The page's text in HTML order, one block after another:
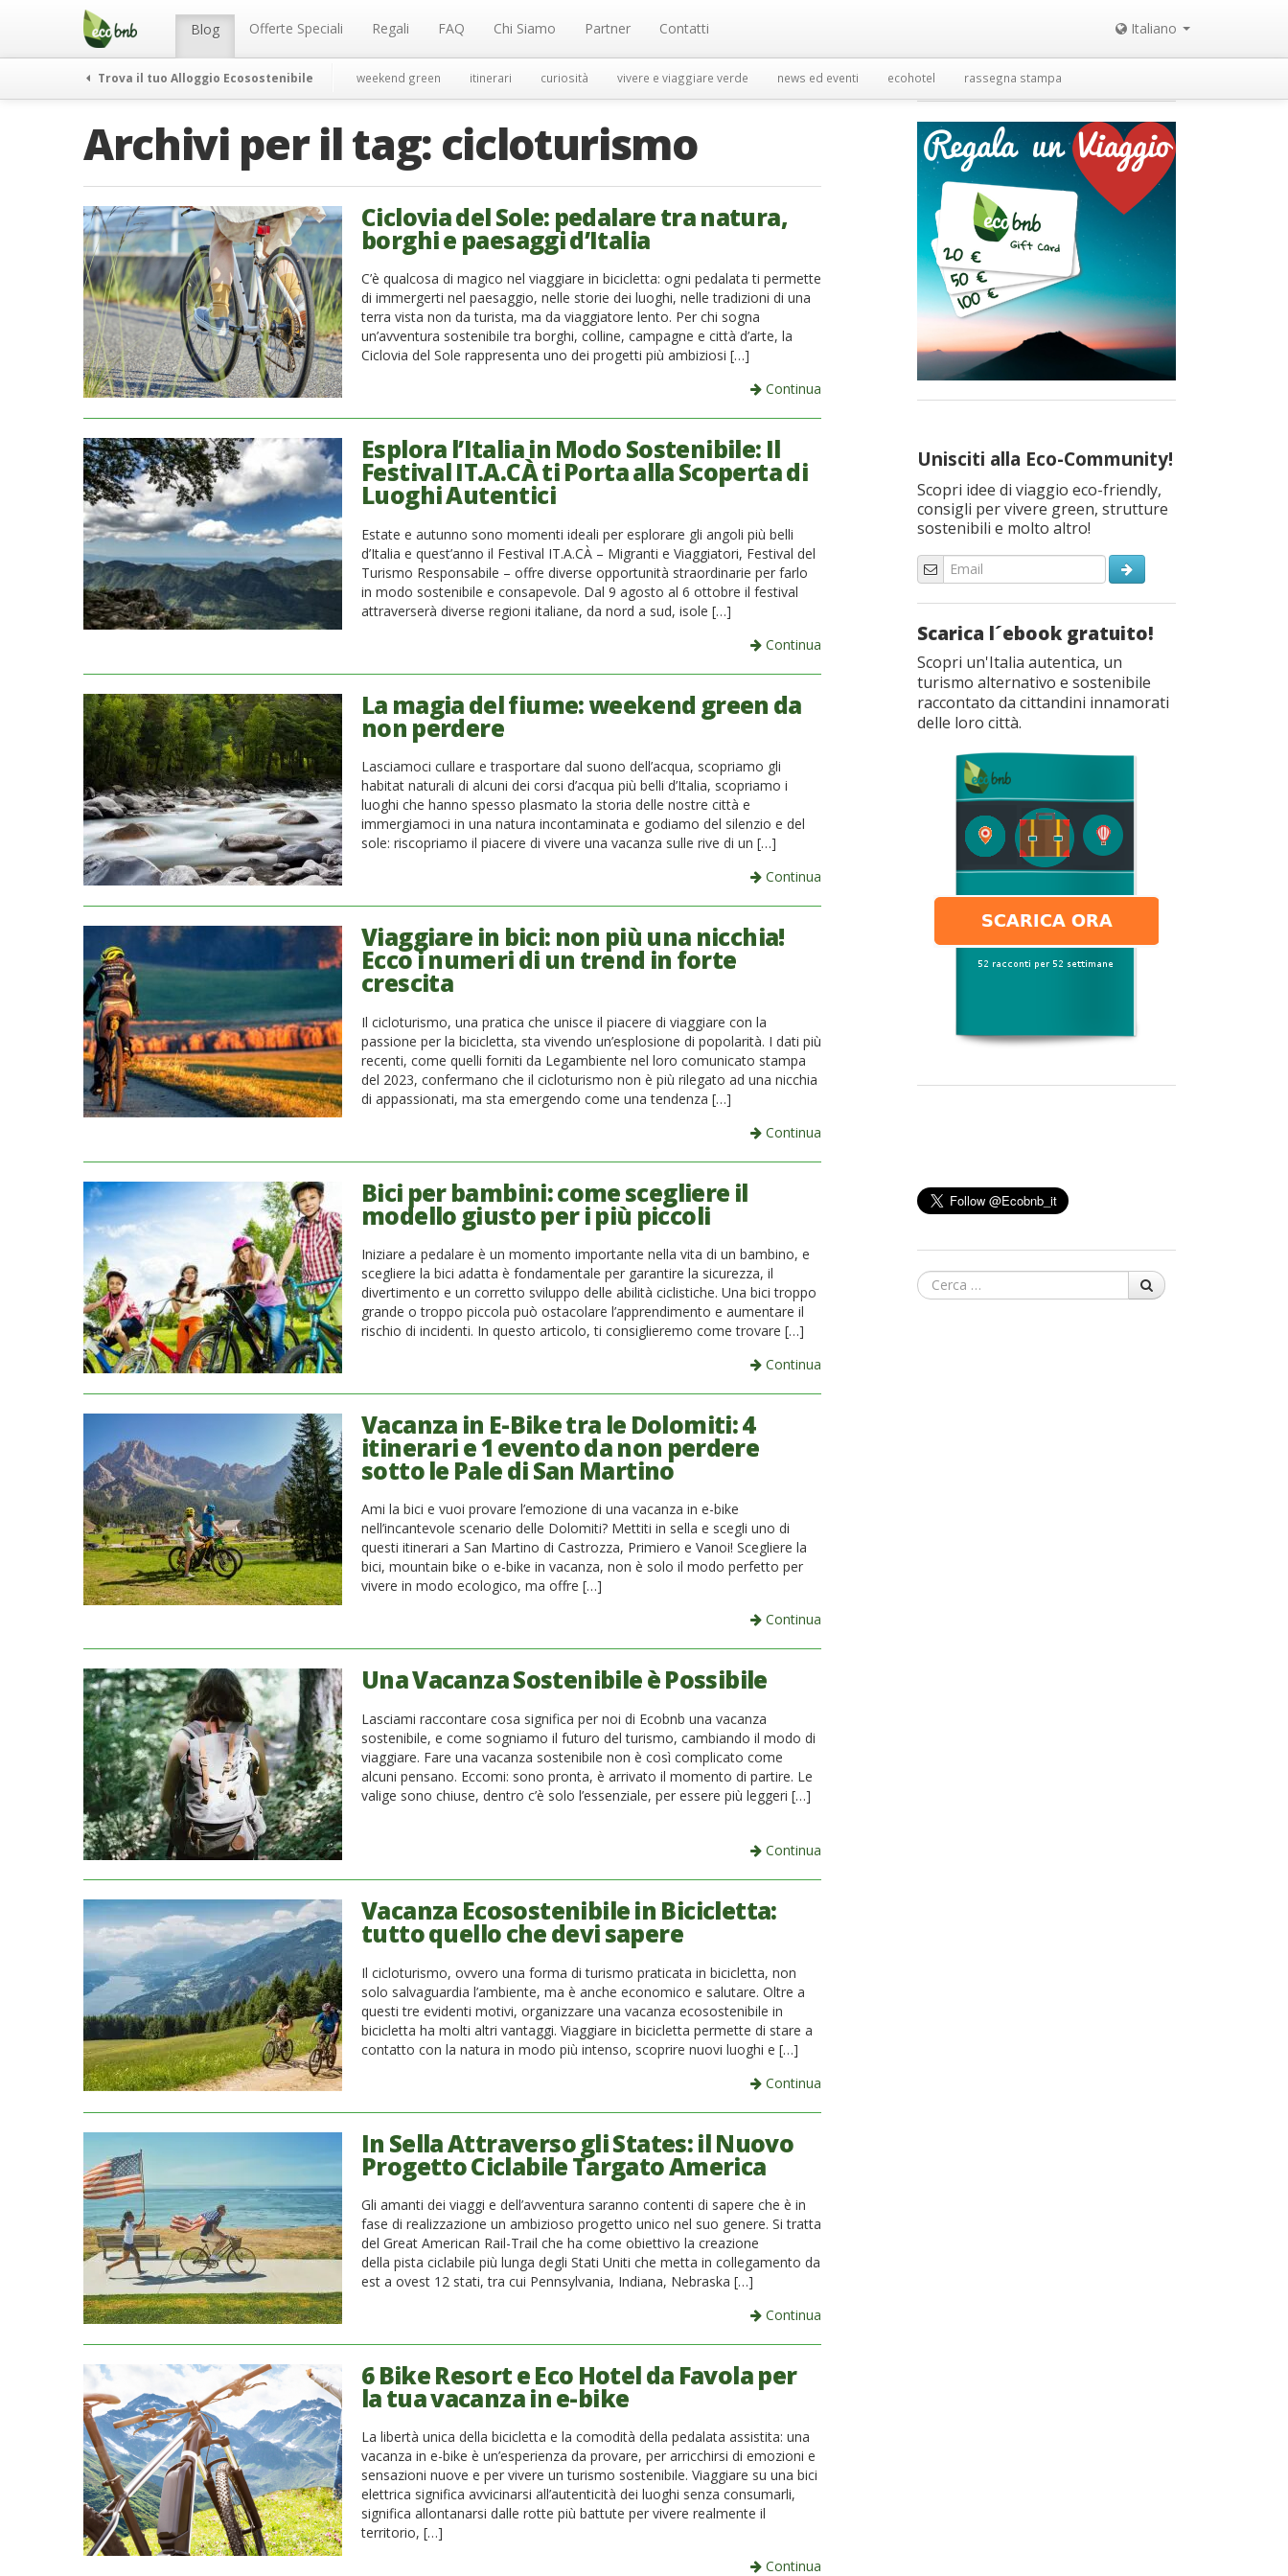
Menu Blog Offerte Speciali Regali FAQ Chi Siamo Partner Contatti Italiano
Trova il tuo Alloggio Ecosostenibile weekend green itinerari curiosità vivere e viaggiare verde news ed eventi ecohotel rassegna stampa
Archivi per il tag: cicloturismo
Ciclovia del Sole: pedalare tra natura,
borghi e paesaggi d’Italia
C’è qualcosa di magico nel viaggiare in bicicletta: ogni pedalata ti permette
di immergerti nel paesaggio, nelle storie dei luoghi, nelle tradizioni di una
terra vista non da turista, ma da viaggiatore lento. Per chi sogna
un’avventura sostenibile tra borghi, colline, campagne e città d’arte, la
Ciclovia del Sole rappresenta uno dei progetti più ambiziosi […]
Continua
Esplora l’Italia in Modo Sostenibile: Il
Festival IT.A.CÀ ti Porta alla Scoperta di
Luoghi Autentici
Estate e autunno sono momenti ideali per esplorare gli angoli più belli
d’Italia e quest’anno il Festival IT.A.CÀ – Migranti e Viaggiatori, Festival del
Turismo Responsabile – offre diverse opportunità straordinarie per farlo
in modo sostenibile e consapevole. Dal 9 agosto al 6 ottobre il festival
attraverserà diverse regioni italiane, da nord a sud, isole […]
Continua
La magia del fiume: weekend green da
non perdere
Lasciamoci cullare e trasportare dal suono dell’acqua, scopriamo gli
habitat naturali di alcuni dei corsi d’acqua più belli d’Italia, scopriamo i
luoghi che hanno spesso plasmato la storia delle nostre città e
immergiamoci in una natura incontaminata e godiamo del silenzio e del
sole: riscopriamo il piacere di vivere una vacanza sulle rive di un […]
Continua
Viaggiare in bici: non più una nicchia!
Ecco i numeri di un trend in forte
crescita
Il cicloturismo, una pratica che unisce il piacere di viaggiare con la
passione per la bicicletta, sta vivendo un’esplosione di popolarità. I dati più
recenti, come quelli forniti da Legambiente nel loro comunicato stampa
del 2023, confermano che il cicloturismo non è più rilegato ad una nicchia
di appassionati, ma sta emergendo come una tendenza […]
Continua
Bici per bambini: come scegliere il
modello giusto per i più piccoli
Iniziare a pedalare è un momento importante nella vita di un bambino, e
scegliere la bici adatta è fondamentale per garantire la sicurezza, il
divertimento e un corretto sviluppo delle abilità ciclistiche. Una bici troppo
grande o troppo piccola può ostacolare l’apprendimento e aumentare il
rischio di incidenti. In questo articolo, ti consiglieremo come trovare […]
Continua
Vacanza in E-Bike tra le Dolomiti: 4
itinerari e 1 evento da non perdere
sotto le Pale di San Martino
Ami la bici e vuoi provare l’emozione di una vacanza in e-bike
nell’incantevole scenario delle Dolomiti? Mettiti in sella e scegli uno di
questi itinerari a San Martino di Castrozza, Primiero e Vanoi! Scegliere la
bici, mountain bike o e-bike in vacanza, non è solo il modo perfetto per
vivere in modo ecologico, ma offre […]
Continua
Una Vacanza Sostenibile è Possibile
Lasciami raccontare cosa significa per noi di Ecobnb una vacanza
sostenibile, e come sogniamo il futuro del turismo, cambiando il modo di
viaggiare. Fare una vacanza sostenibile non è così complicato come
alcuni pensano. Eccomi: sono pronta, è arrivato il momento di partire. Le
valige sono chiuse, dentro c’è solo l’essenziale, per essere più leggeri […]
Continua
Vacanza Ecosostenibile in Bicicletta:
tutto quello che devi sapere
Il cicloturismo, ovvero una forma di turismo praticata in bicicletta, non
solo salvaguardia l’ambiente, ma è anche economico e salutare. Oltre a
questi tre evidenti motivi, organizzare una vacanza ecosostenibile in
bicicletta ha molti altri vantaggi. Viaggiare in bicicletta permette di stare a
contatto con la natura in modo più intenso, scoprire nuovi luoghi e […]
Continua
In Sella Attraverso gli States: il Nuovo
Progetto Ciclabile Targato America
Gli amanti dei viaggi e dell’avventura saranno contenti di sapere che è in
fase di realizzazione un ambizioso progetto unico nel suo genere. Si tratta
del Great American Rail-Trail che ha come obiettivo la creazione
della pista ciclabile più lunga degli Stati Uniti che metta in collegamento da
est a ovest 12 stati, tra cui Pennsylvania, Indiana, Nebraska […]
Continua
6 Bike Resort e Eco Hotel da Favola per
la tua vacanza in e-bike
La libertà unica della bicicletta e la comodità della pedalata assistita: una
vacanza in e-bike è un’esperienza da provare, per arricchirsi di emozioni e
sensazioni nuove e per vivere un turismo sostenibile. Viaggiare su una bici
elettrica significa avvicinarsi all’autenticità dei luoghi senza consumarli,
significa allontanarsi dalle rotte più battute per vivere realmente il
territorio, […]
Continua
Unisciti alla Eco-Community!
Scopri idee di viaggio eco-friendly,
consigli per vivere green, strutture
sostenibili e molto altro!
Scarica l´ebook gratuito!
Scopri un'Italia autentica, un
turismo alternativo e sostenibile
raccontato da cittandini innamorati
delle loro città.
Cerca